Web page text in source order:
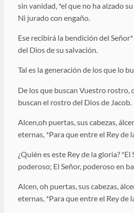
sin vanidad, *el que no ha alzado
Ni jurado con engaño.
Ese recibirá la bendición del
del Dios de su salvación.
Tal es la generación de los que lo
De los que buscan Vuestro rostro,
buscan el rostro del Dios de Jacob.
Alcen,oh puertas, sus cabezas,
eternas, *Para que entre el Rey de
¿Quién es este Rey de la gloria? *El
poderoso; El Señor, poderoso en
Alcen, oh puertas, sus cabezas,
eternas, *Para que entre el Rey de